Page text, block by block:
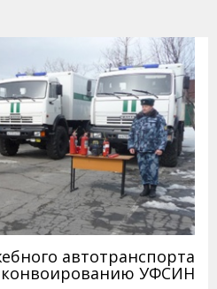
автотранспорта
конвоированию УФСИН